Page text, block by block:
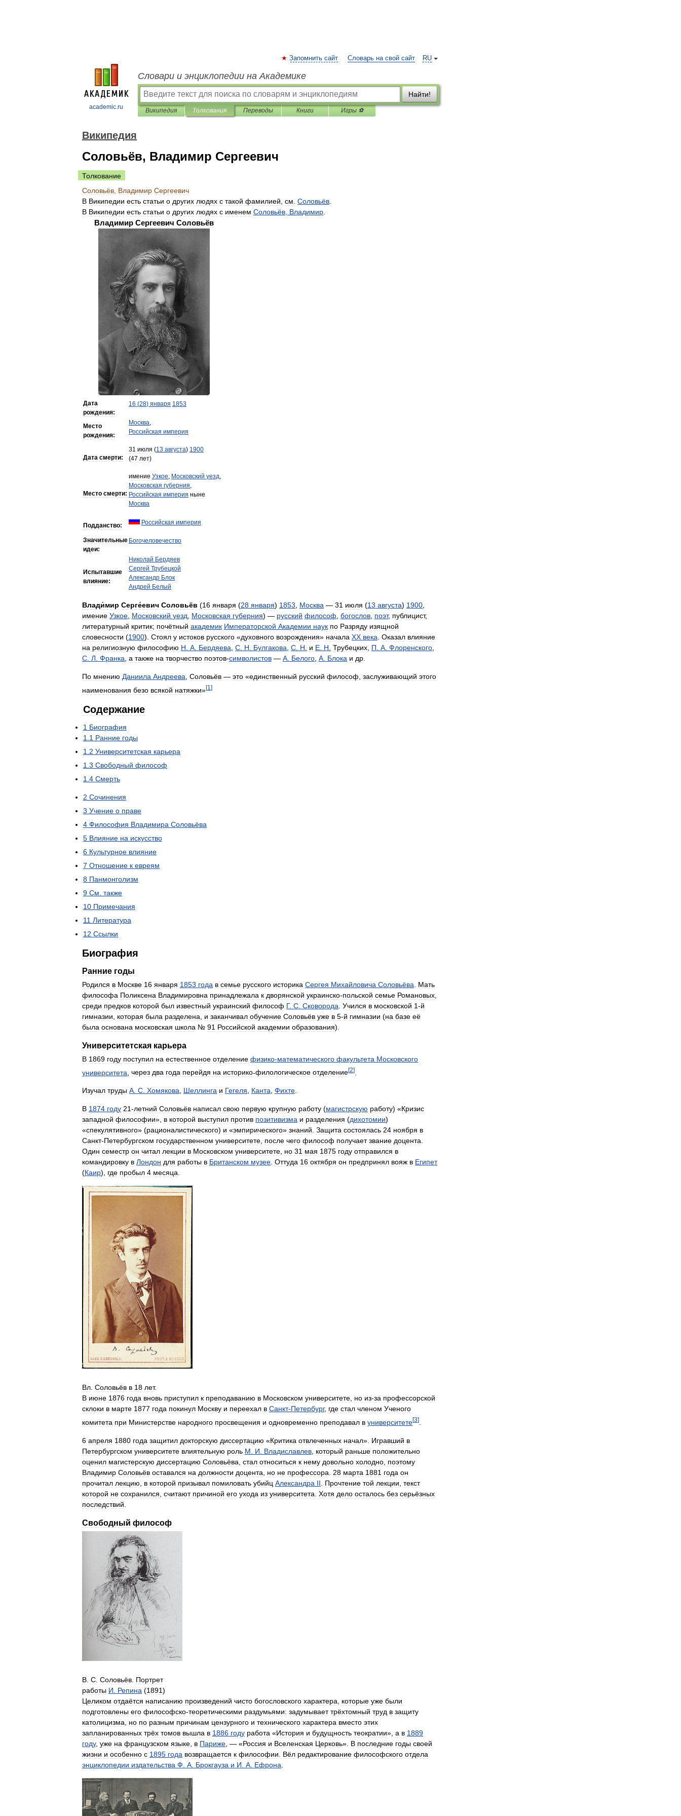
academic.ru
RU
Запомнить сайт Словарь на свой сайт
Словари и энциклопедии на Академике
Найти!
Википедия Толкования Переводы Книги Игры ⚽
Википедия
Соловьёв, Владимир Сергеевич
Толкование
Соловьёв Владимир Сергеевич
В Википедии есть статьи о других людях с такой фамилией см Соловьёв
В Википедии есть статьи о других людях с именем Соловьёв Владимир
Владимир Сергеевич Соловьёв
Дата
рождения:
16 (28) января 1853
Место
рождения:
Москва,
Российская империя
Дата смерти:
31 июля (13 августа) 1900
(47 лет)
Место смерти:
имение Узкое, Московский уезд,
Московская губерния,
Российская империя ныне
Москва
Подданство: Российская империя
Значительные
идеи:
Богочеловечество
Испытавшие
влияние:
Николай Бердяев
Сергей Трубецкой
Александр Блок
Андрей Белый
Влади́мир Серге́евич Соловьёв (16 января (28 января) 1853 Москва — 31 июля (13 августа) 1900
имение Узкое Московский уезд Московская губерния) — русский философ богослов поэт, публицист,
литературный критик; почётный академик Императорской Академии наук по Разряду изящной
словесности (1900). Стоял у истоков русского «духовного возрождения» начала XX века Оказал влияние
на религиозную философию Н А Бердяева С Н Булгакова С Н и Е Н Трубецких П А Флоренского
С Л Франка а также на творчество поэтов-символистов — А Белого А Блока и др
По мнению Даниила Андреева Соловьёв — это «единственный русский философ заслуживающий этого
наименования безо всякой натяжки»[1 ]
Содержание
1 Биография
1 1 Ранние годы
1 2 Университетская карьера
1 3 Свободный философ
1 4 Смерть
2 Сочинения
3 Учение о праве
4 Философия Владимира Соловьёва
5 Влияние на искусство
6 Культурное влияние
7 Отношение к евреям
8 Панмонголизм
9 См также
10 Примечания
11 Литература
12 Ссылки
Биография
Ранние годы
Родился в Москве 16 января 1853 года в семье русского историка Сергея Михайловича Соловьёва
Мать
философа Поликсена Владимировна принадлежала к дворянской украинско-польской семье Романовых
среди предков которой был известный украинский философ Г. С Сковорода Учился в московской 1-й
гимназии
которая была разделена и заканчивал обучение Соловьёв уже в 5-й гимназии (на базе её
была основана московская школа № 91 Российской академии образования).
Университетская карьера
В 1869 году поступил на естественное отделение физико-математического факультета Московского
университета через два года перейдя на историко-филологическое отделение[2]
Изучал труды А. С. Хомякова, Шеллинга и Гегеля, Канта, Фихте.
В 1874 году 21-летний Соловьёв написал свою первую крупную работу (магистрскую работу) «Кризис
западной философии», в которой выступил против позитивизма и разделения (дихотомии)
«спекулятивного» (рационалистического) и «эмпирического» знаний. Защита состоялась 24 ноября в
Санкт-Петербургском государственном университете, после чего философ получает звание доцента.
Один семестр он читал лекции в Московском университете, но 31 мая 1875 году отправился в
командировку в Лондон для работы в Британском музее. Оттуда 16 октября он предпринял вояж в Египет
(Каир), где пробыл 4 месяца.
Вл. Соловьёв в 18 лет.
В июне 1876 года вновь приступил к преподаванию в Московском университете, но из-за профессорской
склоки в марте 1877 года покинул Москву и переехал в Санкт-Петербург, где стал членом Ученого
комитета при Министерстве народного просвещения и одновременно преподавал в университете[3]
6 апреля 1880 года защитил докторскую диссертацию «Критика отвлеченных начал». Игравший в
Петербургском университете влиятельную роль М И Владиславлев который раньше положительно
оценил магистерскую диссертацию Соловьёва стал относиться к нему довольно холодно поэтому
Владимир Соловьёв оставался на должности доцента но не профессора 28 марта 1881 года он
прочитал лекцию в которой призывал помиловать убийц Александра II Прочтение той лекции текст
которой не сохранился считают причиной его ухода из университета Хотя дело осталось без серьёзных
последствий
Свободный философ
В. С. Соловьёв. Портрет
работы И. Репина (1891)
Целиком отдаётся написанию произведений чисто богословского характера, которые уже были
подготовлены его философско-теоретическими раздумьями: задумывает трёхтомный труд в защиту
католицизма, но по разным причинам цензурного и технического характера вместо этих
запланированных трёх томов вышла в 1886 году работа «История и будущность теократии», а в 1889
году, уже на французском языке, в Париже, — «Россия и Вселенская Церковь». В последние годы своей
жизни и особенно с 1895 года возвращается к философии. Вёл редактирование философского отдела
энциклопедии издательства Ф. А. Брокгауза и И. А. Ефрона.